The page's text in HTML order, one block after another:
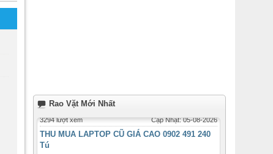
Rao Vặt Mới Nhất
THU MUA LAPTOP CŨ GIÁ CAO 0902 491 240
Tú